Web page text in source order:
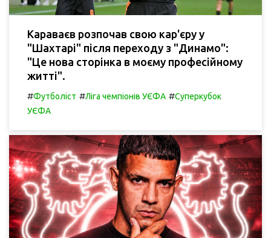
Караваєв розпочав свою кар'єру у
"Шахтарі" після переходу з "Динамо":
"Це нова сторінка в моєму професійному
житті".
#Футболіст #Ліга чемпіонів УЄФА #Суперкубок
УЄФА